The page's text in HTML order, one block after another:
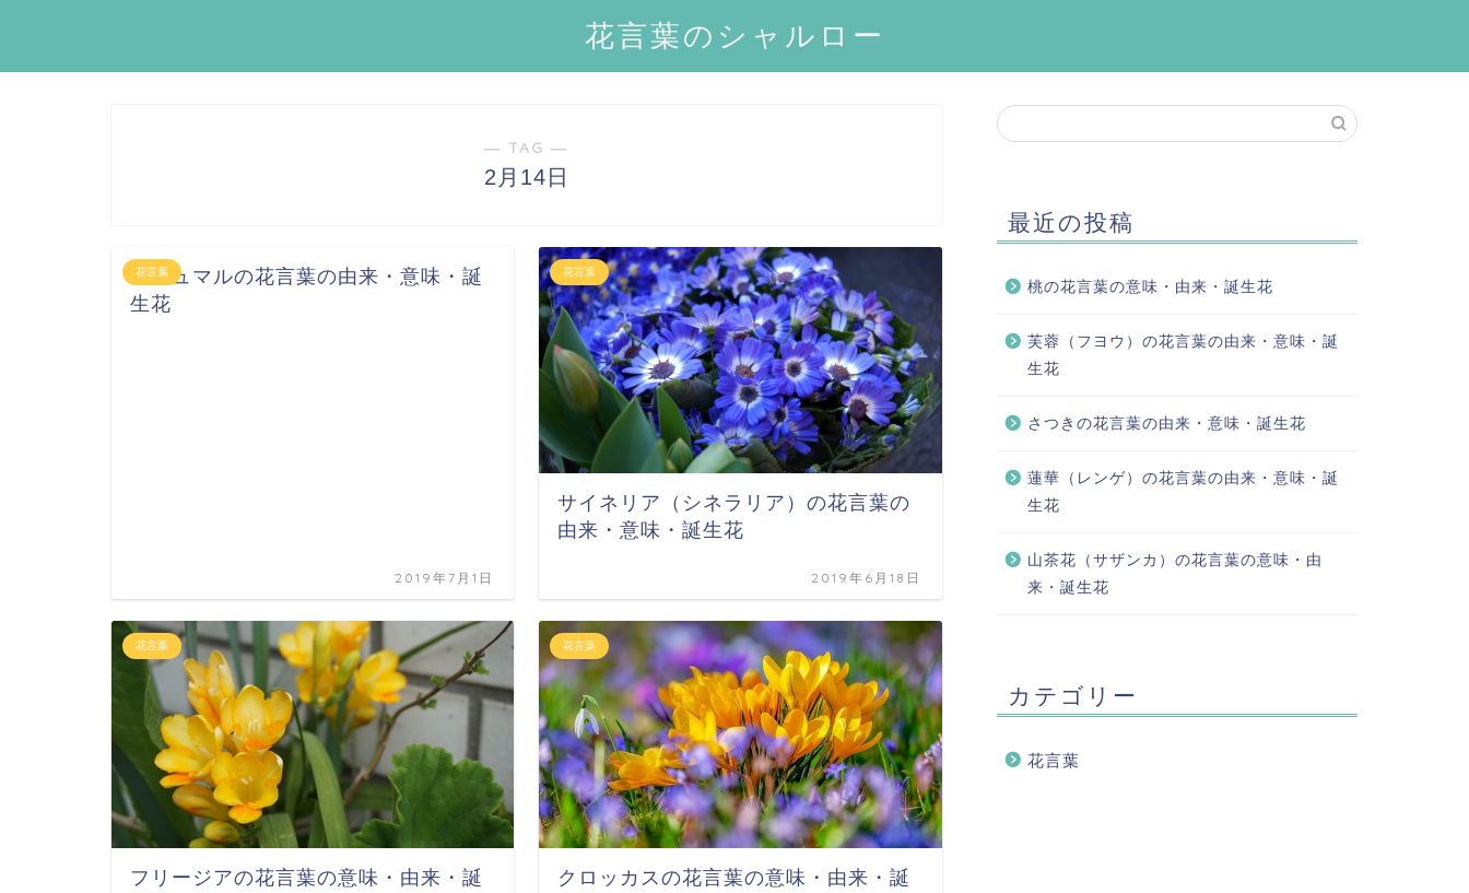
花言葉のシャルロー
― TAG ―
2月14日
花言葉
ガジュマルの花言葉の由来・意味・誕
生花
2019年7月1日
花言葉
サイネリア（シネラリア）の花言葉の
由来・意味・誕生花
2019年6月18日
花言葉
フリージアの花言葉の意味・由来・誕
花言葉
クロッカスの花言葉の意味・由来・誕
最近の投稿
桃の花言葉の意味・由来・誕生花
芙蓉（フヨウ）の花言葉の由来・意味・誕
生花
さつきの花言葉の由来・意味・誕生花
蓮華（レンゲ）の花言葉の由来・意味・誕
生花
山茶花（サザンカ）の花言葉の意味・由
来・誕生花
カテゴリー
花言葉